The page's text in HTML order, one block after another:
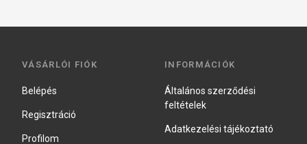
VÁSÁRLÓI FIÓK
Belépés
Regisztráció
Profilom
INFORMÁCIÓK
Általános szerződési
feltételek
Adatkezelési tájékoztató